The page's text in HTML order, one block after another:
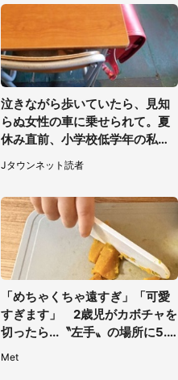
泣きながら歩いていたら、見知
らぬ女性の車に乗せられて。夏
休み直前、小学校低学年の私に
起きたこと（広島県・30代女
性）
Jタウンネット読者
「めちゃくちゃ遠すぎ」「可愛
すぎます」 2歳児がカボチャを
切ったら...〝左手〟の場所に5.3
万人もん絶
Met